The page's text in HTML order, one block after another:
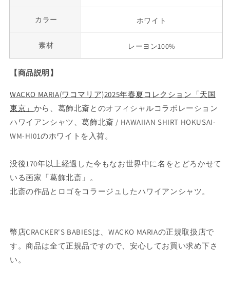
カラー ホワイト
素材 レーヨン100%
【商品説明】
WACKO MARIA(ワコマリア)2025年春夏コレクション「天国
東京」 から、葛飾北斎とのオフィシャルコラボレーション
ハワイアンシャツ、葛飾北斎 / HAWAIIAN SHIRT HOKUSAI-
WM-HI01のホワイトを入荷。
没後170年以上経過した今もなお世界中に名をとどろかせて
いる画家「葛飾北斎」。
北斎の作品とロゴをコラージュしたハワイアンシャツ。
幣店CRACKER'S BABIESは、WACKO MARIAの正規取扱店で
す。商品は全て正規品ですので、安心してお買い求め下さ
い。